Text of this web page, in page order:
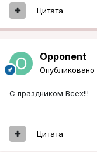
Цитата
Opponent
Опубликовано
С праздником Всех!!!
Цитата